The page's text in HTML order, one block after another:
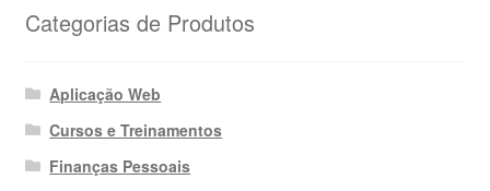
Categorias de Produtos
Aplicação Web
Cursos e Treinamentos
Finanças Pessoais